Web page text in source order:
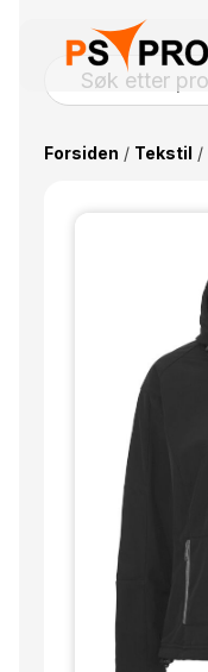
Forsiden / Tekstil /